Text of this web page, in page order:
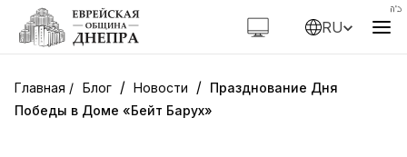
RU
Блог / Новости / Празднование Дня
Победы в Доме «Бейт Барух»